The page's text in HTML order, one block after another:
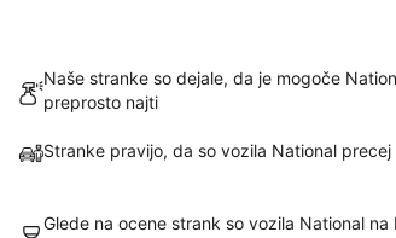
Naše stranke so dejale, da je mogoče
preprosto najti
Stranke pravijo, da so vozila National
Glede na ocene strank so vozila National na